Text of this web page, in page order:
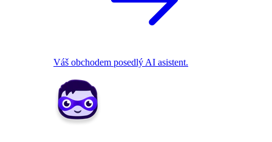
Váš obchodem posedlý AI asistent.